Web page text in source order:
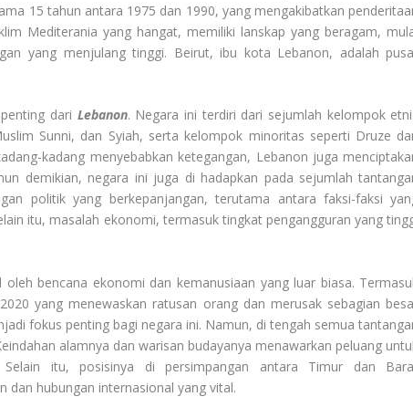
15 tahun antara 1975 dan 1990, yang mengakibatkan
Mediterania yang hangat, memiliki lanskap yang beragam,
yang menjulang tinggi. Beirut, ibu kota Lebanon, adalah
dari Lebanon. Negara ini terdiri dari sejumlah kelompok
Sunni, dan Syiah, serta kelompok minoritas seperti Druze
kadang menyebabkan ketegangan, Lebanon juga
demikian, negara ini juga di hadapkan pada sejumlah
politik yang berkepanjangan, terutama antara faksi-faksi
itu, masalah ekonomi, termasuk tingkat pengangguran yang
oleh bencana ekonomi dan kemanusiaan yang luar biasa.
yang menewaskan ratusan orang dan merusak sebagian
fokus penting bagi negara ini. Namun, di tengah semua
alamnya dan warisan budayanya menawarkan peluang
itu, posisinya di persimpangan antara Timur dan
dan hubungan internasional yang vital.